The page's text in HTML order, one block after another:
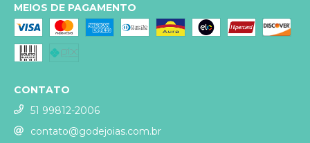
MEIOS DE PAGAMENTO
CONTATO
51 99812-2006
contato@godejoias.com.br